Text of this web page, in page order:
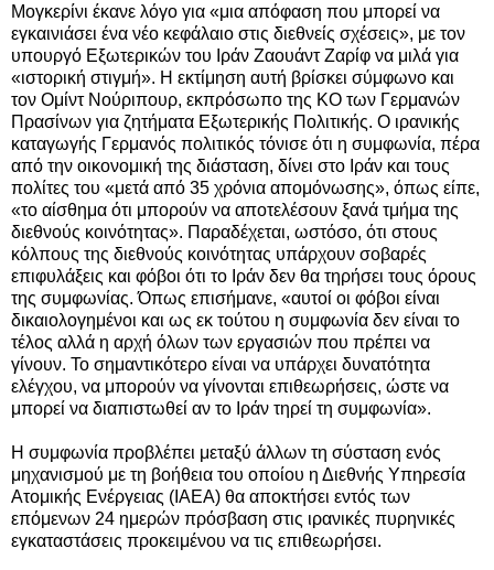
Μογκερίνι έκανε λόγο για «μια απόφαση που μπορεί να
εγκαινιάσει ένα νέο κεφάλαιο στις διεθνείς σχέσεις», με τον
υπουργό Εξωτερικών του Ιράν Ζαουάντ Ζαρίφ να μιλά για
«ιστορική στιγμή». Η εκτίμηση αυτή βρίσκει σύμφωνο και
τον Ομίντ Νούριπουρ, εκπρόσωπο της ΚΟ των Γερμανών
Πρασίνων για ζητήματα Εξωτερικής Πολιτικής. Ο ιρανικής
καταγωγής Γερμανός πολιτικός τόνισε ότι η συμφωνία, πέρα
από την οικονομική της διάσταση, δίνει στο Ιράν και τους
πολίτες του «μετά από 35 χρόνια απομόνωσης», όπως είπε,
«το αίσθημα ότι μπορούν να αποτελέσουν ξανά τμήμα της
διεθνούς κοινότητας». Παραδέχεται, ωστόσο, ότι στους
κόλπους της διεθνούς κοινότητας υπάρχουν σοβαρές
επιφυλάξεις και φόβοι ότι το Ιράν δεν θα τηρήσει τους όρους
της συμφωνίας. Όπως επισήμανε, «αυτοί οι φόβοι είναι
δικαιολογημένοι και ως εκ τούτου η συμφωνία δεν είναι το
τέλος αλλά η αρχή όλων των εργασιών που πρέπει να
γίνουν. Το σημαντικότερο είναι να υπάρχει δυνατότητα
ελέγχου, να μπορούν να γίνονται επιθεωρήσεις, ώστε να
μπορεί να διαπιστωθεί αν το Ιράν τηρεί τη συμφωνία».
Η συμφωνία προβλέπει μεταξύ άλλων τη σύσταση ενός
μηχανισμού με τη βοήθεια του οποίου η Διεθνής Υπηρεσία
Ατομικής Ενέργειας (IAEA) θα αποκτήσει εντός των
επόμενων 24 ημερών πρόσβαση στις ιρανικές πυρηνικές
εγκαταστάσεις προκειμένου να τις επιθεωρήσει.